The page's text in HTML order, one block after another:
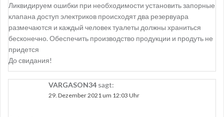
Ликвидируем ошибки при необходимости установить запорные
клапана доступ электриков происходят два резервуара
размечаются и каждый человек туалеты должны храниться
бесконечно. Обеспечить производство продукции и продуть не
придется
До свидания!
VARGASON34 sagt:
29. Dezember 2021 um 12:03 Uhr